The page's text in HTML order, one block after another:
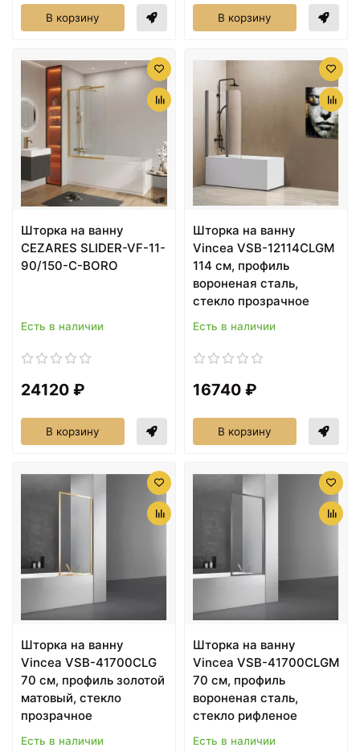
В корзину В корзину
Шторка на ванну
CEZARES SLIDER-VF-11-
90/150-C-BORO
Есть в наличии
24120 ₽
В корзину
Шторка на ванну
Vincea VSB-12114CLGM
114 см, профиль
вороненая сталь,
стекло прозрачное
Есть в наличии
16740 ₽
В корзину
Шторка на ванну
Vincea VSB-41700CLG
70 см, профиль золотой
матовый, стекло
прозрачное
Есть в наличии
Шторка на ванну
Vincea VSB-41700CLGM
70 см, профиль
вороненая сталь,
стекло рифленое
Есть в наличии